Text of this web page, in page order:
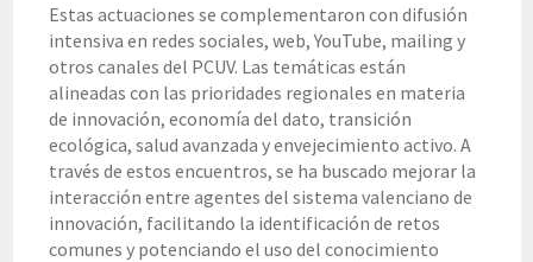
Estas actuaciones se complementaron con difusión
intensiva en redes sociales, web, YouTube, mailing y
otros canales del PCUV. Las temáticas están
alineadas con las prioridades regionales en materia
de innovación, economía del dato, transición
ecológica, salud avanzada y envejecimiento activo. A
través de estos encuentros, se ha buscado mejorar la
interacción entre agentes del sistema valenciano de
innovación, facilitando la identificación de retos
comunes y potenciando el uso del conocimiento